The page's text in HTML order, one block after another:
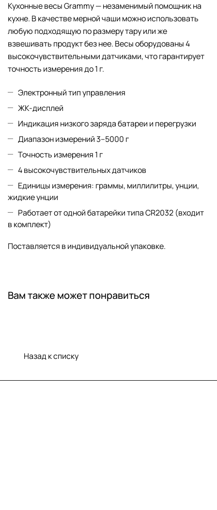
Кухонные весы Grammy — незаменимый помощник на
кухне. В качестве мерной чаши можно использовать
любую подходящую по размеру тару или же
взвешивать продукт без нее. Весы оборудованы 4
высокочувствительными датчиками, что гарантирует
точность измерения до 1 г.
Электронный тип управления
ЖК-дисплей
Индикация низкого заряда батареи и перегрузки
Диапазон измерений 3–5000 г
Точность измерения 1 г
4 высокочувствительных датчиков
Единицы измерения: граммы, миллилитры, унции,
жидкие унции
Работает от одной батарейки типа CR2032 (входит
в комплект)
Поставляется в индивидуальной упаковке.
Вам также может понравиться
Назад к списку